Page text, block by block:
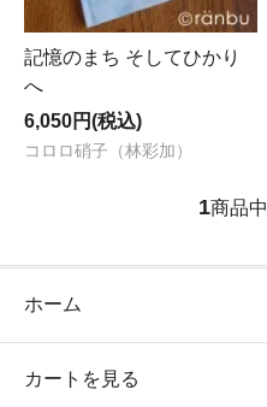
記憶のまち そしてひかり
へ
6,050円(税込)
コロロ硝子（林彩加）
1商品中
ホーム
カートを見る